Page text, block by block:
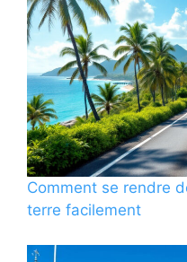
Comment se rendre
terre facilement